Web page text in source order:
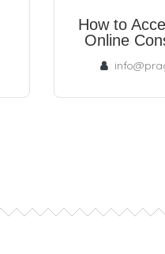
How to
Online